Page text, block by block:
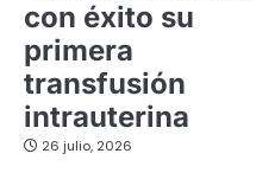
con éxito su
primera
transfusión
intrauterina
26 julio, 2026